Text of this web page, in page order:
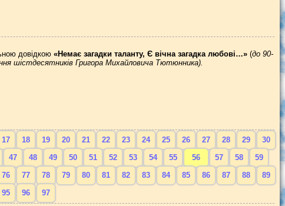
довідкою«Немає загадки таланту, Є вічна загадка любові…» (до 90-
шістдесятників Григора Михайловича Тютюнника).
17 18 19 20 21 22 23 24 25 26 27 28 29
30
47 48 49 50 51 52 53 54 55 56 57 58
59
76 77 78 79 80 81 82 83 84 85 86 87 88
89
95 96 97